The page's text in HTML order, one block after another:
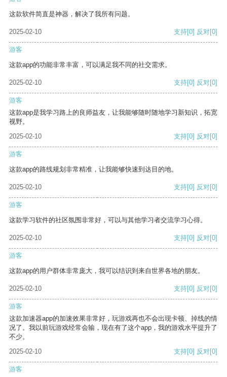
这款软件简直是神器，解决了我所有问题。
2025-02-10 支持[0] 反对[0]
游客
这款app的功能非常丰富，可以满足我不同的社交需求。
2025-02-10 支持[0] 反对[0]
游客
这款app是我学习路上的良师益友，让我能够随时随地学习新知识，拓宽
视野。
2025-02-10
支持[0] 反对[0]
游客
这款app的路线规划非常精准，让我能够快速到达目的地。
2025-02-10 支持[0] 反对[0]
游客
这款学习软件的社区氛围非常好，可以与其他学习者交流学习心得。
2025-02-10 支持[0] 反对[0]
游客
这款app的用户群体非常庞大，我可以结识到来自世界各地的朋友。
2025-02-10 支持[0] 反对[0]
游客
这款加速器app的加速效果非常好，玩游戏再也不会出现卡顿、掉线的情
况了。我以前玩游戏经常会输，现在有了这个app，我的游戏水平提升了
不少。
2025-02-10
支持[0] 反对[0]
游客